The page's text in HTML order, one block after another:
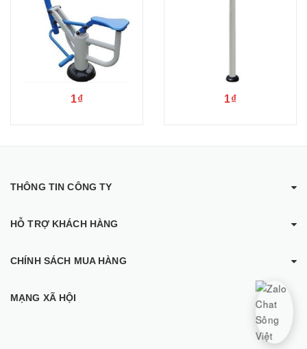
1₫ 1₫
THÔNG TIN CÔNG TY
HỖ TRỢ KHÁCH HÀNG
CHÍNH SÁCH MUA HÀNG
MẠNG XÃ HỘI